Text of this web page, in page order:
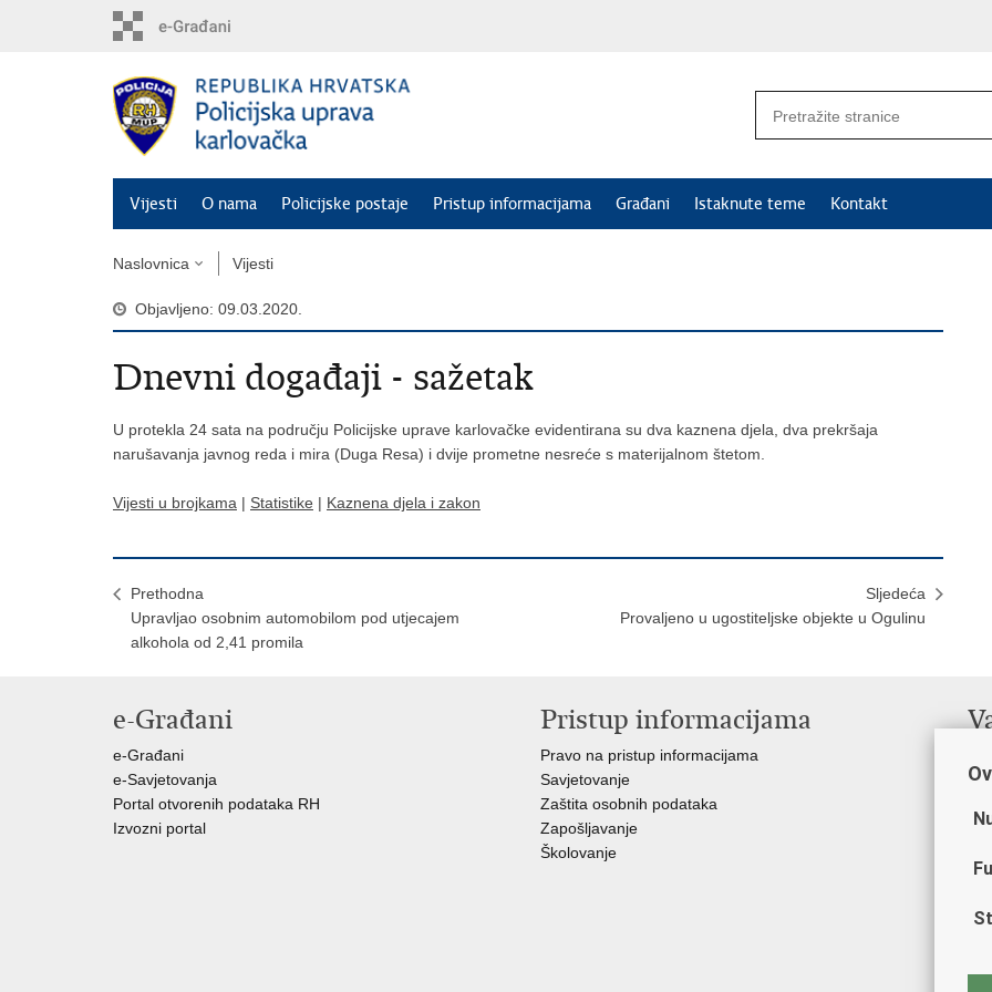
Vijesti O nama Policijske postaje Pristup informacijama Građani Istaknute teme Kontakt
Naslovnica Vijesti
Objavljeno: 09.03.2020.
Dnevni događaji - sažetak
U protekla 24 sata na području Policijske uprave karlovačke evidentirana su dva kaznena djela, dva prekršaja
narušavanja javnog reda i mira (Duga Resa) i dvije prometne nesreće s materijalnom štetom.
Vijesti u brojkama | Statistike | Kaznena djela i zakon
Prethodna
Upravljao osobnim automobilom pod utjecajem
alkohola od 2,41 promila
Sljedeća
Provaljeno u ugostiteljske objekte u Ogulinu
e-Građani
e-Građani
e-Savjetovanja
Portal otvorenih podataka RH
Izvozni portal
Pristup informacijama
Pravo na pristup informacijama
Savjetovanje
Zaštita osobnih podataka
Zapošljavanje
Školovanje